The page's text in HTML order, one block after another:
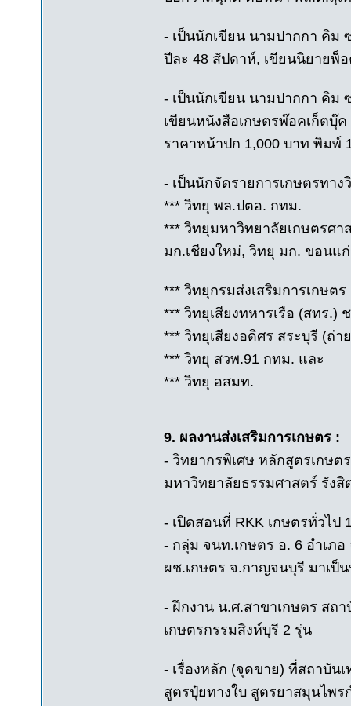
- เป็นนักเขียน นามปากกา คิม
ปีละ 48 สัปดาห์, เขียนนิยายพ็
- เป็นนักเขียน นามปากกา คิม
เขียนหนังสือเกษตรพ๊อคเก็ตบุ๊ค
ราคาหน้าปก 1,000 บาท พิมพ์
- เป็นนักจัดรายการเกษตรทาง
*** วิทยุ พล.ปตอ. กทม.
*** วิทยุมหาวิทยาลัยเกษตรศ
มก.เชียงใหม่, วิทยุ มก. ขอนแ
*** วิทยุกรมส่งเสริมการเกษต
*** วิทยุเสียงทหารเรือ (สทร.)
*** วิทยุเสียงอดิศร สระบุรี (ถ่
*** วิทยุ สวพ.91 กทม. และ
*** วิทยุ อสมท.
9. ผลงานส่งเสริมการเกษตร :
- วิทยากรพิเศษ หลักสูตรเกษต
มหาวิทยาลัยธรรมศาสตร์ รังสิ
- เปิดสอนที่ RKK เกษตรทั่วไป
- กลุ่ม จนท.เกษตร อ. 6 อำเภ
ผช.เกษตร จ.กาญจนบุรี มาเป็
- ฝึกงาน น.ศ.สาขาเกษตร สถ
เกษตรกรรมสิงห์บุรี 2 รุ่น
- เรื่องหลัก (จุดขาย) ที่สถาบัน
สูตรปุ๋ยทางใบ สูตรยาสมุนไพ